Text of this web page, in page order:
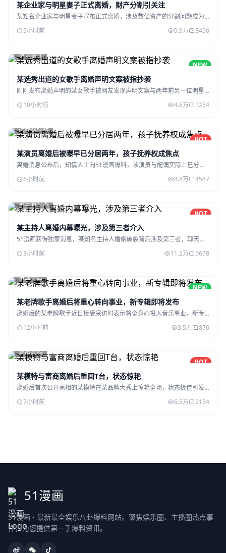
某企业家与明星妻子正式离婚，财产分割引关注
某知名企业家与明星妻子宣布正式离婚，涉及数亿资产的分割问题成为
5小时前 9.9万 3456
NEW
争议事件
某选秀出道的女歌手离婚声明文案被指抄袭
刚刚发布离婚声明的某女歌手被网友发现声明文案与两年前另一位明星
10小时前 4.6万 1234
HOT
抚养权纠纷
某演员离婚后被曝早已分居两年，孩子抚养权成焦点
离婚消息公布后，知情人士向51漫画爆料，该演员与配偶实际上已分居
6小时前 8.8万 4567
HOT
第三者介入
某主持人离婚内幕曝光，涉及第三者介入
51漫画获得独家消息，某知名主持人婚姻破裂背后涉及第三者，聊天记
3小时前 11.2万 5678
NEW
事业重启
某老牌歌手离婚后将重心转向事业，新专辑即将发布
离婚后的某老牌歌手近日接受采访时表示将全身心投入音乐事业，新专
12小时前 3.5万 876
HOT
复出亮相
某模特与富商离婚后重回T台，状态惊艳
离婚后首次公开亮相的某模特在某品牌大秀上惊艳全场，状态极佳引发
7小时前 6.5万 2134
51漫画
51漫画 - 最新最全娱乐八卦爆料网站。聚焦娱乐圈、主播圈热点事
件，为您提供第一手爆料资讯。